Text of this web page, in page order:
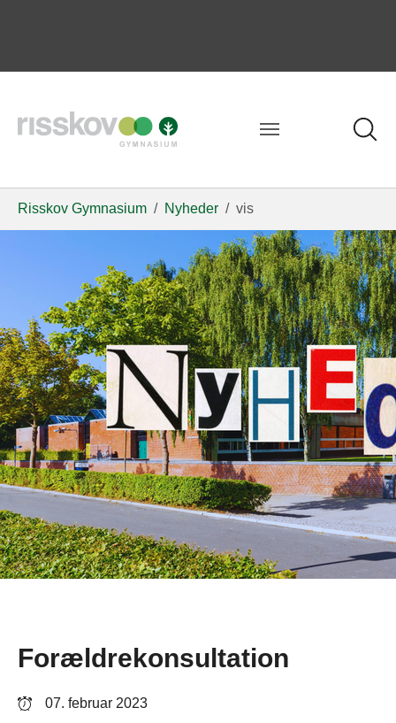
Risskov Gymnasium Nyheder vis
Forældrekonsultation
07. februar 2023